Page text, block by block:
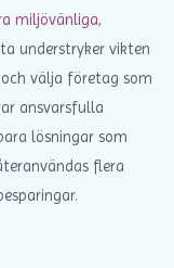
miljövänliga,
understryker vikten
välja företag som
ansvarsfulla
lösningar som
flera